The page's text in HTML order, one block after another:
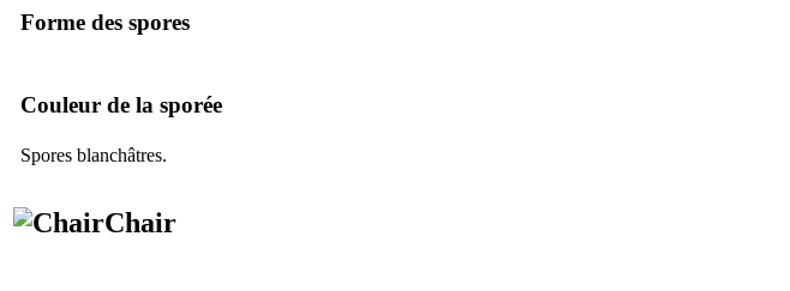
Forme des spores
Couleur de la sporée
Spores blanchâtres.
Chair